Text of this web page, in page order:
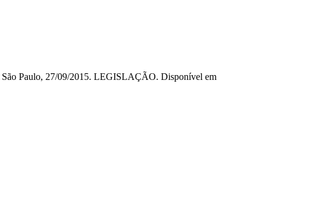
Paulo, 27/09/2015. LEGISLAÇÃO. Disponível em